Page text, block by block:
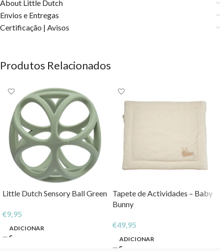
About Little Dutch
Envios e Entregas
Certificação | Avisos
Produtos Relacionados
Little Dutch Sensory Ball Green
€9,95
ADICIONAR
Tapete de Actividades – Baby
Bunny
€49,95
ADICIONAR